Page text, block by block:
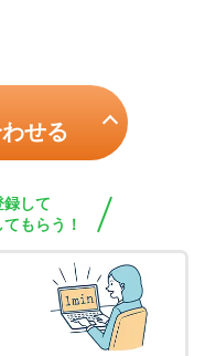
せる
録して
もらう！